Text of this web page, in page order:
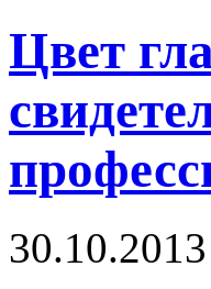
Цвет